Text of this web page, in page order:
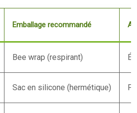
Emballage recommandé
Bee wrap (respirant)
Sac en silicone (hermétique)